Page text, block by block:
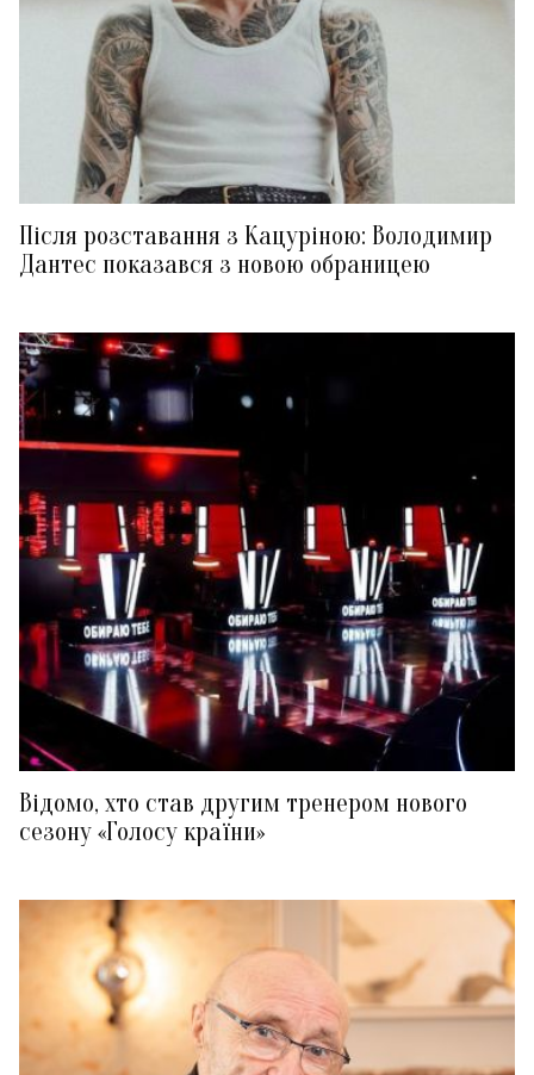
Після розставання з Кацуріною: Володимир
Дантес показався з новою обраницею
Відомо, хто став другим тренером нового
сезону «Голосу країни»